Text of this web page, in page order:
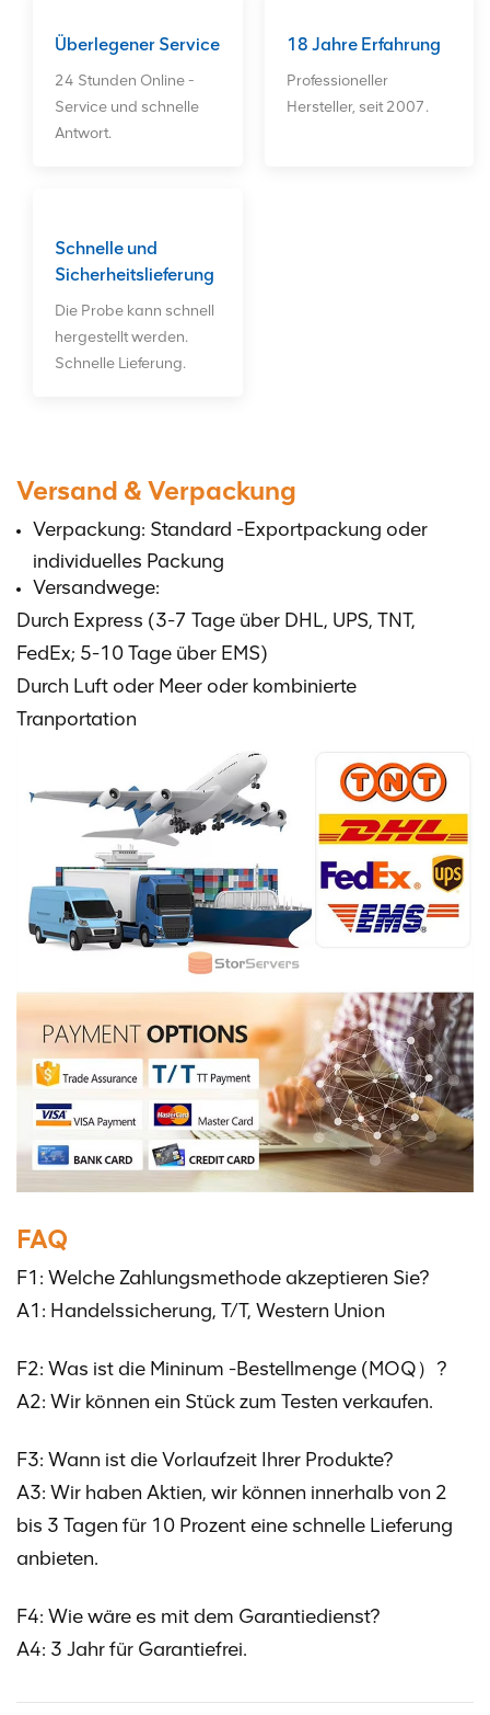
Überlegener Service
24 Stunden Online -
Service und schnelle
Antwort.
18 Jahre Erfahrung
Professioneller
Hersteller, seit 2007.
Schnelle und
Sicherheitslieferung
Die Probe kann schnell
hergestellt werden.
Schnelle Lieferung.
Versand & Verpackung
Verpackung: Standard -Exportpackung oder
individuelles Packung
Versandwege:
Durch Express (3-7 Tage über DHL, UPS, TNT,
FedEx; 5-10 Tage über EMS)
Durch Luft oder Meer oder kombinierte
Tranportation
FAQ
F1: Welche Zahlungsmethode akzeptieren Sie?
A1: Handelssicherung, T/T, Western Union
F2: Was ist die Mininum -Bestellmenge (MOQ）?
A2: Wir können ein Stück zum Testen verkaufen.
F3: Wann ist die Vorlaufzeit Ihrer Produkte?
A3: Wir haben Aktien, wir können innerhalb von 2
bis 3 Tagen für 10 Prozent eine schnelle Lieferung
anbieten.
F4: Wie wäre es mit dem Garantiedienst?
A4: 3 Jahr für Garantiefrei.